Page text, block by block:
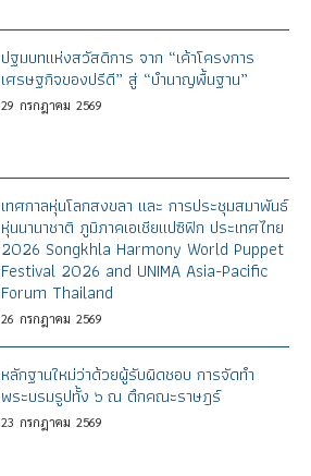
ปฐมบทแห่งสวัสดิการ จาก “เค้าโครงการ
เศรษฐกิจของปรีดี” สู่ “บำนาญพื้นฐาน”
29 กรกฎาคม 2569
เทศกาลหุ่นโลกสงขลา และ การประชุมสมาพันธ์
หุ่นนานาชาติ ภูมิภาคเอเชียแปซิฟิก ประเทศไทย
2026 Songkhla Harmony World Puppet
Festival 2026 and UNIMA Asia-Pacific
Forum Thailand
26 กรกฎาคม 2569
หลักฐานใหม่ว่าด้วยผู้รับผิดชอบ การจัดทำ
พระบรมรูปทั้ง ๖ ณ ตึกคณะราษฎร์
23 กรกฎาคม 2569